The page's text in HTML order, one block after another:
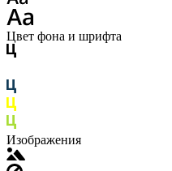
Цвет фона и шрифта
Изображения